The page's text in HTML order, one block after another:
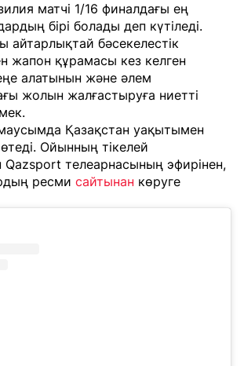
матчі 1/16 финалдағы ең
бірі болады деп күтіледі.
айтарлықтай бәсекелестік
жапон құрамасы кез келген
алатынын және әлем
жолын жалғастыруға ниетті
Қазақстан уақытымен
Ойынның тікелей
Qazsport телеарнасының эфирінен,
ресми сайтынан көруге